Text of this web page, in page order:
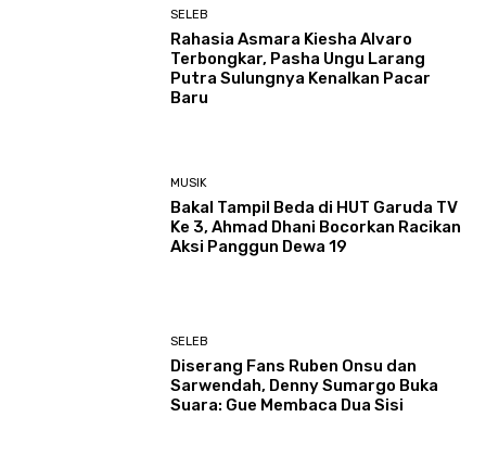
SELEB
Rahasia Asmara Kiesha Alvaro
Terbongkar, Pasha Ungu Larang
Putra Sulungnya Kenalkan Pacar
Baru
MUSIK
Bakal Tampil Beda di HUT Garuda TV
Ke 3, Ahmad Dhani Bocorkan Racikan
Aksi Panggun Dewa 19
SELEB
Diserang Fans Ruben Onsu dan
Sarwendah, Denny Sumargo Buka
Suara: Gue Membaca Dua Sisi